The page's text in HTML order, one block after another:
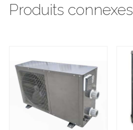
Produits connexes